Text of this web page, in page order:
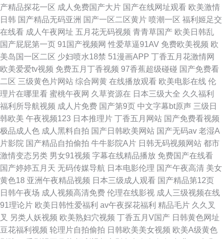
产精品探花一区 成人免费国产大片 国产在线网址观看 欧美激情
日韩 国产精品无码亚洲 国产一区二区黄片 喷潮一区 福利姬足交
在线看 成人午夜网址 五月花无码视频 青青草国产 欧美日韩乱
国产屁屁第一页 91国产视频网 性爱草逼91AV 免费欧美视频 欧
美岛国一区二区 少妇喷水18禁 51漫画APP 丁香五月花激情网
欧美爱爱tv视频 免费五月丁香视频 97香蕉超级碰碰 国产免费看
二区 三级黄色片网站 综合网黄 在线播放观看 欧美电影在线 伦
理片在哪里看 蜜桃午夜网 久草资源在 日本三级大全 久久福利
福利所导航视频 成人片免费 国产第9页 中文字幕bt原声 三级日
韩欧美 午夜视频123 日本推理片 丁香五月网站 国产免费看视频
极品成人色 成人黑料自拍 国产日韩欧美网站 国产无码av 老湿A
片影院 国产精品自拍偷拍 牛牛影院A片 日韩无码视频网站 都市
激情变态另类 男女91视频 字幕在线精品播放 免费国产在线看
国产婷婷五月天 无码传媒导航 日本电影伦理 国产午夜高清 美女
黄色18 亚洲午夜精品视频 日本三级成人观看 国产精品第12页
日韩午夜场 成人视频高清免费 伦理在线影视 成人三级视频在线
91理论片 欧美日韩性爱福利 av午夜探花福利 精品毛片 久久叉
叉 另类人妖视频 欧美熟妇穴视频 丁香五月V国产 日韩黄色网址
豆花福利视频 轮理片自拍偷拍 日韩欧美美女视频 欧美A级黄色